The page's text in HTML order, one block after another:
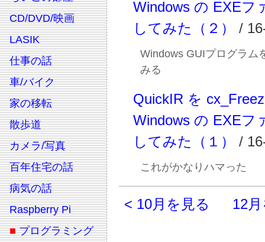
CD/DVD/映画
LASIK
仕事の話
車/バイク
家の移転
散歩道
カメラ/写真
百年住宅の話
病気の話
Raspberry Pi
■ プログラミング
Windows の EXEフ
してみた（２）
/
Windows GUIプログラム
みる
QuickIR を
Windows の EXEフ
してみた（１）
/
これがかなりハマった
< 10月を見る 12